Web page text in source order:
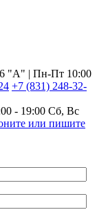
"А" | Пн-Пт 10:00
+7 (831) 248-32-
- 19:00 Сб, Вс
или пишите